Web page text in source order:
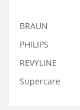
BRAUN
PHILIPS
REVYLINE
Supercare